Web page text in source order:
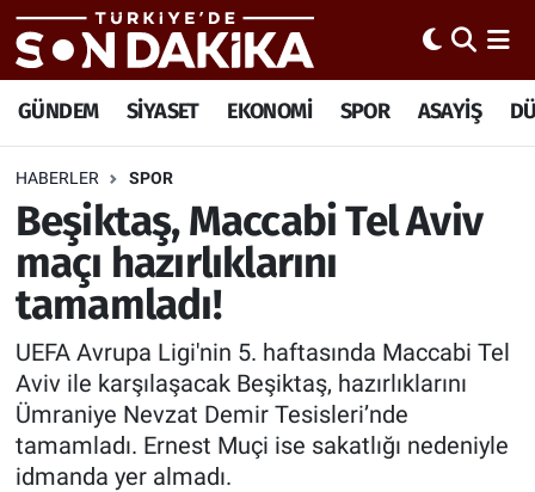
GÜNDEM SİYASET EKONOMİ SPOR ASAYİŞ
HABERLER SPOR
Beşiktaş, Maccabi Tel Aviv
maçı hazırlıklarını
tamamladı!
UEFA Avrupa Ligi'nin 5. haftasında Maccabi Tel
Aviv ile karşılaşacak Beşiktaş, hazırlıklarını
Ümraniye Nevzat Demir Tesisleri’nde
tamamladı. Ernest Muçi ise sakatlığı nedeniyle
idmanda yer almadı.
Trafik Durumu
Süper Lig Puan Durumu ve Fikstür
Tüm Manşetler
Haber Arşivi